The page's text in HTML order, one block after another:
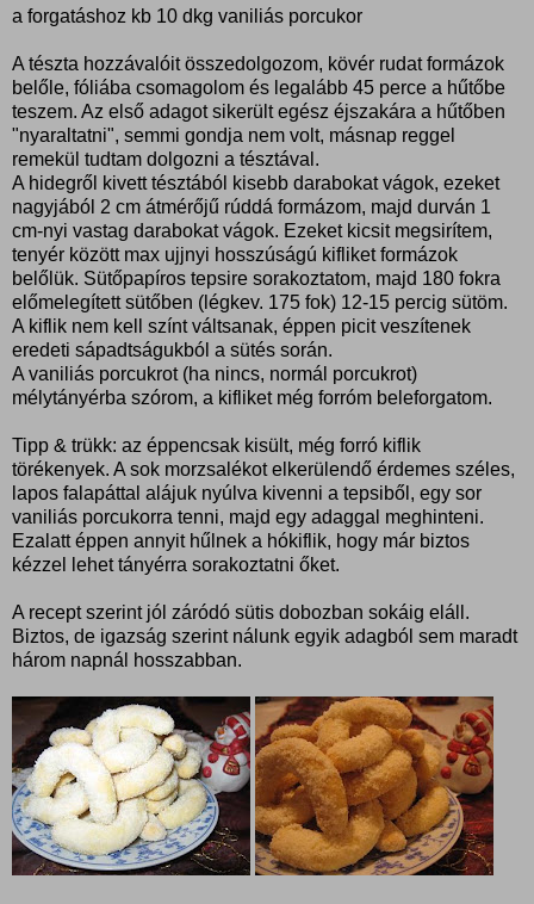
a forgatáshoz kb 10 dkg vaniliás porcukor
A tészta hozzávalóit összedolgozom, kövér rudat formázok
belőle, fóliába csomagolom és legalább 45 perce a hűtőbe
teszem. Az első adagot sikerült egész éjszakára a hűtőben
"nyaraltatni", semmi gondja nem volt, másnap reggel
remekül tudtam dolgozni a tésztával.
A hidegről kivett tésztából kisebb darabokat vágok, ezeket
nagyjából 2 cm átmérőjű rúddá formázom, majd durván 1
cm-nyi vastag darabokat vágok. Ezeket kicsit megsirítem,
tenyér között max ujjnyi hosszúságú kifliket formázok
belőlük. Sütőpapíros tepsire sorakoztatom, majd 180 fokra
előmelegített sütőben (légkev. 175 fok) 12-15 percig sütöm.
A kiflik nem kell színt váltsanak, éppen picit veszítenek
eredeti sápadtságukból a sütés során.
A vaniliás porcukrot (ha nincs, normál porcukrot)
mélytányérba szórom, a kifliket még forróm beleforgatom.
Tipp & trükk: az éppencsak kisült, még forró kiflik
törékenyek. A sok morzsalékot elkerülendő érdemes széles,
lapos falapáttal alájuk nyúlva kivenni a tepsiből, egy sor
vaniliás porcukorra tenni, majd egy adaggal meghinteni.
Ezalatt éppen annyit hűlnek a hókiflik, hogy már biztos
kézzel lehet tányérra sorakoztatni őket.
A recept szerint jól záródó sütis dobozban sokáig eláll.
Biztos, de igazság szerint nálunk egyik adagból sem maradt
három napnál hosszabban.